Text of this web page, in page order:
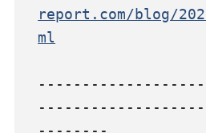
report.com/blog/
ml